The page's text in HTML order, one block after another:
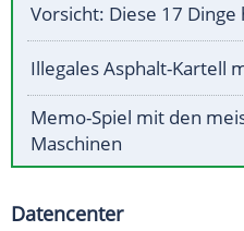
Vorsicht: Diese 17 Dinge
Illegales Asphalt-Kartell
Memo-Spiel mit den
Maschinen
Datencenter